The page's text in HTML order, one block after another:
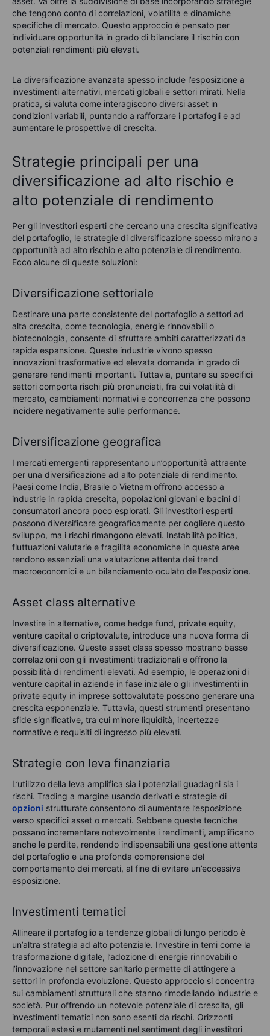
che tengono conto di correlazioni, volatilità e dinamiche
specifiche di mercato. Questo approccio è pensato per
individuare opportunità in grado di bilanciare il rischio con
potenziali rendimenti più elevati.
La diversificazione avanzata spesso include l’esposizione a
investimenti alternativi, mercati globali e settori mirati. Nella
pratica, si valuta come interagiscono diversi asset in
condizioni variabili, puntando a rafforzare i portafogli e ad
aumentare le prospettive di crescita.
Strategie principali per una
diversificazione ad alto rischio e
alto potenziale di rendimento
Per gli investitori esperti che cercano una crescita significativa
del portafoglio, le strategie di diversificazione spesso mirano a
opportunità ad alto rischio e alto potenziale di rendimento.
Ecco alcune di queste soluzioni:
Diversificazione settoriale
Destinare una parte consistente del portafoglio a settori ad
alta crescita, come tecnologia, energie rinnovabili o
biotecnologia, consente di sfruttare ambiti caratterizzati da
rapida espansione. Queste industrie vivono spesso
innovazioni trasformative ed elevata domanda in grado di
generare rendimenti importanti. Tuttavia, puntare su specifici
settori comporta rischi più pronunciati, fra cui volatilità di
mercato, cambiamenti normativi e concorrenza che possono
incidere negativamente sulle performance.
Diversificazione geografica
I mercati emergenti rappresentano un’opportunità attraente
per una diversificazione ad alto potenziale di rendimento.
Paesi come India, Brasile o Vietnam offrono accesso a
industrie in rapida crescita, popolazioni giovani e bacini di
consumatori ancora poco esplorati. Gli investitori esperti
possono diversificare geograficamente per cogliere questo
sviluppo, ma i rischi rimangono elevati. Instabilità politica,
fluttuazioni valutarie e fragilità economiche in queste aree
rendono essenziali una valutazione attenta dei trend
macroeconomici e un bilanciamento oculato dell’esposizione.
Asset class alternative
Investire in alternative, come hedge fund, private equity,
venture capital o criptovalute, introduce una nuova forma di
diversificazione. Queste asset class spesso mostrano basse
correlazioni con gli investimenti tradizionali e offrono la
possibilità di rendimenti elevati. Ad esempio, le operazioni di
venture capital in aziende in fase iniziale o gli investimenti in
private equity in imprese sottovalutate possono generare una
crescita esponenziale. Tuttavia, questi strumenti presentano
sfide significative, tra cui minore liquidità, incertezze
normative e requisiti di ingresso più elevati.
Strategie con leva finanziaria
L’utilizzo della leva amplifica sia i potenziali guadagni sia i
rischi. Trading a margine usando derivati e strategie di
opzioni strutturate consentono di aumentare l’esposizione
verso specifici asset o mercati. Sebbene queste tecniche
possano incrementare notevolmente i rendimenti, amplificano
anche le perdite, rendendo indispensabili una gestione attenta
del portafoglio e una profonda comprensione del
comportamento dei mercati, al fine di evitare un’eccessiva
esposizione.
Investimenti tematici
Allineare il portafoglio a tendenze globali di lungo periodo è
un’altra strategia ad alto potenziale. Investire in temi come la
trasformazione digitale, l’adozione di energie rinnovabili o
l’innovazione nel settore sanitario permette di attingere a
settori in profonda evoluzione. Questo approccio si concentra
sui cambiamenti strutturali che stanno rimodellando industrie e
società. Pur offrendo un notevole potenziale di crescita, gli
investimenti tematici non sono esenti da rischi. Orizzonti
temporali estesi e mutamenti nel sentiment degli investitori